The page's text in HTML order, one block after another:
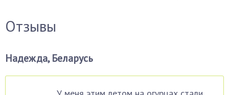
Отзывы
Надежда, Беларусь